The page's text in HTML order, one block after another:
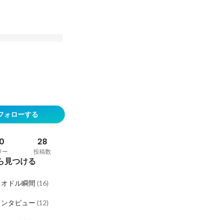
の原点
ォローする
ー
28
投稿数
見つける
ドル瞬間 (16)
タビュー (12)